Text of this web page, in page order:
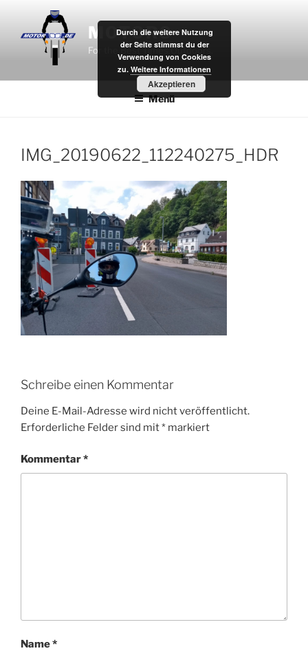
springen
MOTOR8
For the Best Times Outdoors.
Menü
IMG_20190622_112240275_HDR
Schreibe einen Kommentar
Deine E-Mail-Adresse wird nicht veröffentlicht.
Erforderliche Felder sind mit* markiert
Kommentar*
Name*
Durch die weitere Nutzung
der Seite stimmst du der
Verwendung von Cookies
zu. Weitere Informationen
Akzeptieren